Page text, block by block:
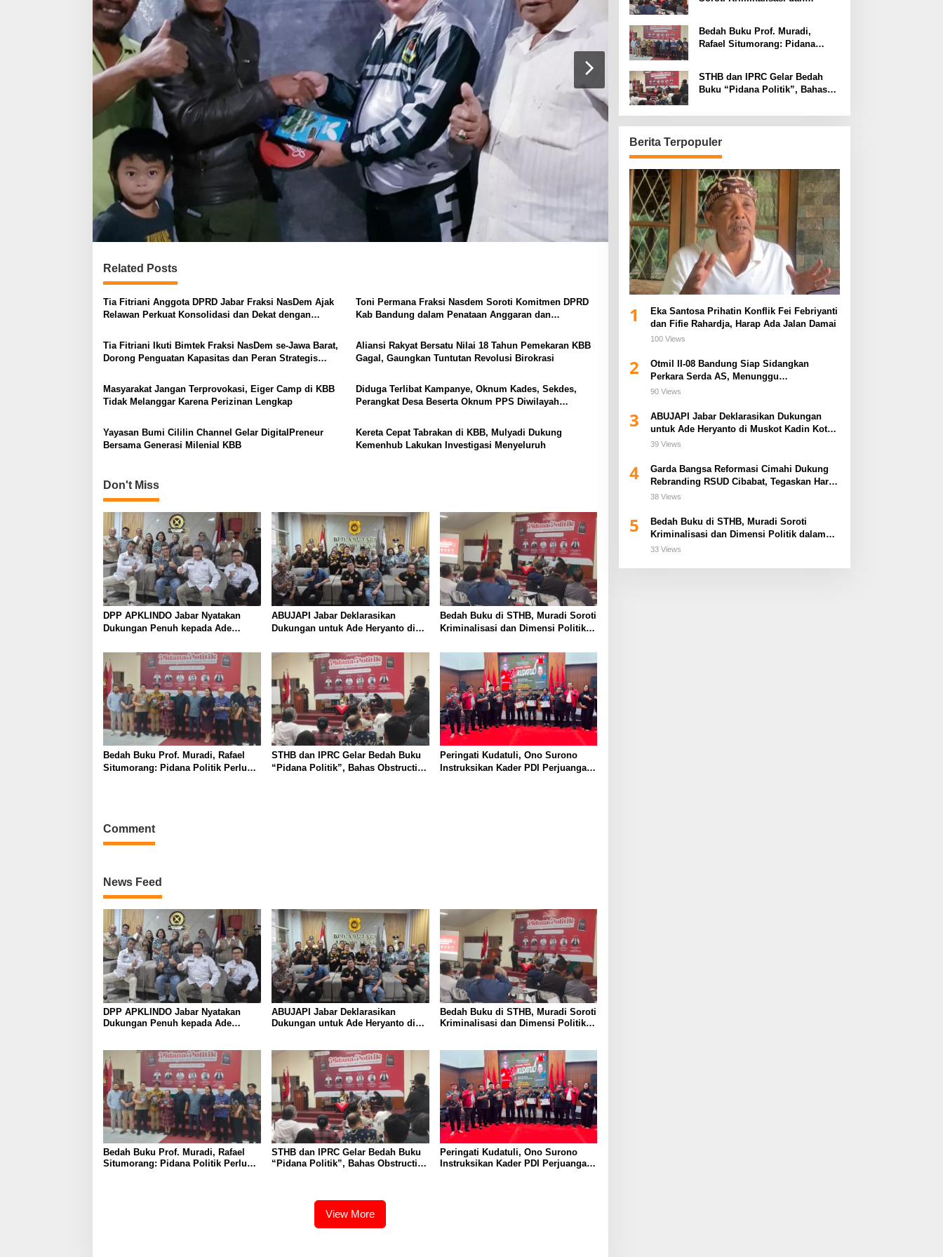
Related Posts
Tia Fitriani Anggota DPRD Jabar Fraksi NasDem Ajak
Relawan Perkuat Konsolidasi dan Dekat dengan
Toni Permana Fraksi Nasdem Soroti Komitmen DPRD
Kab Bandung dalam Penataan Anggaran dan
Tia Fitriani Ikuti Bimtek Fraksi NasDem se-Jawa Barat,
Dorong Penguatan Kapasitas dan Peran Strategis
Aliansi Rakyat Bersatu Nilai 18 Tahun Pemekaran KBB
Gagal, Gaungkan Tuntutan Revolusi Birokrasi
Masyarakat Jangan Terprovokasi, Eiger Camp di KBB
Tidak Melanggar Karena Perizinan Lengkap
Diduga Terlibat Kampanye, Oknum Kades, Sekdes,
Perangkat Desa Beserta Oknum PPS Diwilayah
Yayasan Bumi Cililin Channel Gelar DigitalPreneur
Bersama Generasi Milenial KBB
Kereta Cepat Tabrakan di KBB, Mulyadi Dukung
Kemenhub Lakukan Investigasi Menyeluruh
Don't Miss
DPP APKLINDO Jabar Nyatakan
Dukungan Penuh kepada Ade
Bandung
ABUJAPI Jabar Deklarasikan
Dukungan untuk Ade Heryanto di
Bedah Buku di STHB, Muradi Soroti
Kriminalisasi dan Dimensi Politik
Bedah Buku Prof. Muradi, Rafael
Situmorang: Pidana Politik Perlu
STHB dan IPRC Gelar Bedah Buku
“Pidana Politik”, Bahas Obstruction
Peringati Kudatuli, Ono Surono
Instruksikan Kader PDI Perjuangan
Comment
News Feed
DPP APKLINDO Jabar Nyatakan
Dukungan Penuh kepada Ade
ABUJAPI Jabar Deklarasikan
Dukungan untuk Ade Heryanto di
Bedah Buku di STHB, Muradi Soroti
Kriminalisasi dan Dimensi Politik
Bedah Buku Prof. Muradi, Rafael
Situmorang: Pidana Politik Perlu
STHB dan IPRC Gelar Bedah Buku
“Pidana Politik”, Bahas Obstruction
Peringati Kudatuli, Ono Surono
Instruksikan Kader PDI Perjuangan
View More
Bedah Buku Prof. Muradi,
Rafael Situmorang: Pidana
STHB dan IPRC Gelar Bedah
Buku “Pidana Politik”, Bahas
Amnesti Presiden
Berita Terpopuler
1
Eka Santosa Prihatin Konflik Fei Febriyanti
dan Fifie Rahardja, Harap Ada Jalan Damai
100 Views
2
Otmil II-08 Bandung Siap Sidangkan
Perkara Serda AS, Menunggu
Rekomendasi Korem Sunan Gunung Jati
90 Views
3
ABUJAPI Jabar Deklarasikan Dukungan
untuk Ade Heryanto di Muskot Kadin Kota
Bandung
39 Views
4
Garda Bangsa Reformasi Cimahi Dukung
Rebranding RSUD Cibabat, Tegaskan Harus
Diikuti Reformasi Pelayanan
38 Views
5
Bedah Buku di STHB, Muradi Soroti
Kriminalisasi dan Dimensi Politik dalam
Penegakan Hukum
33 Views